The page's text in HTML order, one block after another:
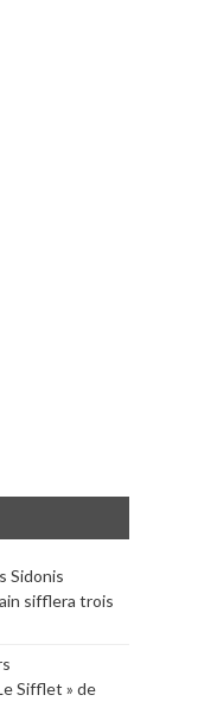
Sidonis
sifflera trois
Sifflet » de